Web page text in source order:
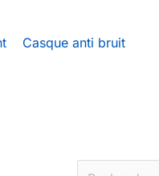
Casque anti bruit